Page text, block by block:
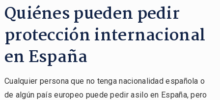
Quiénes pueden pedir
protección internacional
en España
Cualquier persona que no tenga nacionalidad española o
de algún país europeo puede pedir asilo en España, pero